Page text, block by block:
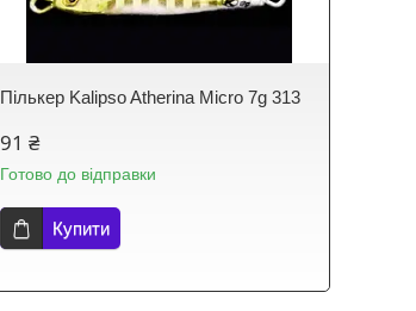
Пількер Kalipso Atherina Micro 7g 313
91 ₴
Готово до відправки
Купити